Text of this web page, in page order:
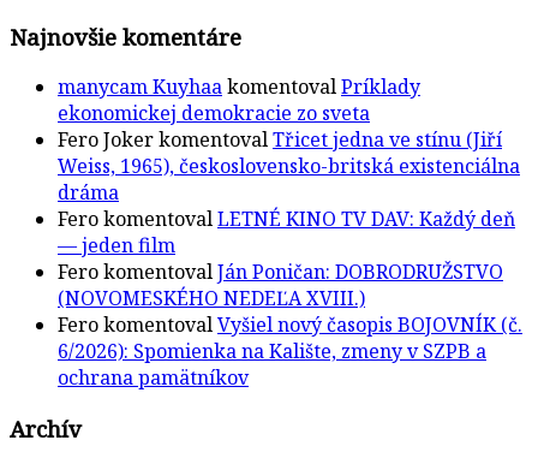
Najnovšie komentáre
manycam KuyhaakomentovalPríklady
ekonomickej demokracie zo sveta
Fero JokerkomentovalTřicet jedna ve stínu (Jiří
Weiss, 1965), československo-britská existenciálna
dráma
FerokomentovalLETNÉ KINO TV DAV: Každý deň
— jeden film
FerokomentovalJán Poničan: DOBRODRUŽSTVO
(NOVOMESKÉHO NEDEĽA XVIII.)
FerokomentovalVyšiel nový časopis BOJOVNÍK (č.
6/2026): Spomienka na Kalište, zmeny v SZPB a
ochrana pamätníkov
Archív